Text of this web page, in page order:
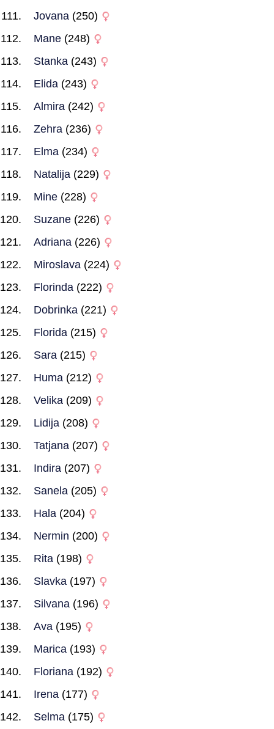
Jovana (250)
Mane (248)
Stanka (243)
Elida (243)
Almira (242)
Zehra (236)
Elma (234)
Natalija (229)
Mine (228)
Suzane (226)
Adriana (226)
Miroslava (224)
Florinda (222)
Dobrinka (221)
Florida (215)
Sara (215)
Huma (212)
Velika (209)
Lidija (208)
Tatjana (207)
Indira (207)
Sanela (205)
Hala (204)
Nermin (200)
Rita (198)
Slavka (197)
Silvana (196)
Ava (195)
Marica (193)
Floriana (192)
Irena (177)
Selma (175)